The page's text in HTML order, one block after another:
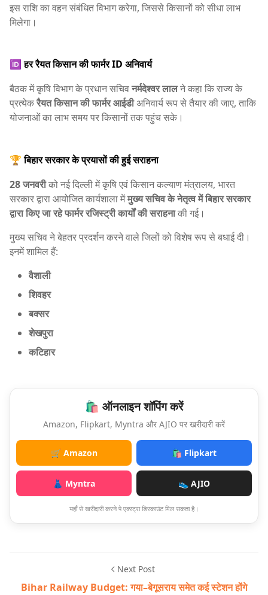
इस राशि का वहन संबंधित विभाग करेगा, जिससे किसानों को सीधा लाभ
मिलेगा।
🆔 हर रैयत किसान की फार्मर ID अनिवार्य
बैठक में कृषि विभाग के प्रधान सचिवनर्मदेश्वर लालने कहा कि राज्य के
प्रत्येकरैयत किसान की फार्मर आईडीअनिवार्य रूप से तैयार की जाए, ताकि
योजनाओं का लाभ समय पर किसानों तक पहुंच सके।
🏆 बिहार सरकार के प्रयासों की हुई सराहना
28 जनवरीको नई दिल्ली में कृषि एवं किसान कल्याण मंत्रालय, भारत
सरकार द्वारा आयोजित कार्यशाला मेंमुख्य सचिव के नेतृत्व में बिहार सरकार
द्वारा किए जा रहे फार्मर रजिस्ट्री कार्यों की सराहनाकी गई।
मुख्य सचिव ने बेहतर प्रदर्शन करने वाले जिलों को विशेष रूप से बधाई दी।
इनमें शामिल हैं:
वैशाली
शिवहर
बक्सर
शेखपुरा
कटिहार
🛍️ ऑनलाइन शॉपिंग करें
Amazon, Flipkart, Myntra और AJIO पर खरीदारी करें
🛒 Amazon 🛍️ Flipkart
👗 Myntra 👟 AJIO
यहाँ से खरीदारी करने पे एक्स्ट्रा डिस्काउंट मिल सकता है।
Next Post
Bihar Railway Budget: गया–बेगूसराय समेत कई स्टेशन होंगे